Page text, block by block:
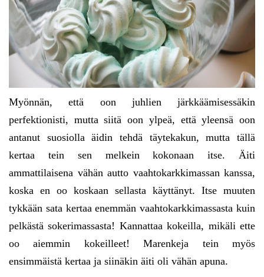
Myönnän, että oon juhlien järkkäämisessäkin
perfektionisti, mutta siitä oon ylpeä, että yleensä oon
antanut suosiolla äidin tehdä täytekakun, mutta tällä
kertaa tein sen melkein kokonaan itse. Äiti
ammattilaisena vähän autto vaahtokarkkimassan kanssa,
koska en oo koskaan sellasta käyttänyt. Itse muuten
tykkään sata kertaa enemmän vaahtokarkkimassasta kuin
pelkästä sokerimassasta! Kannattaa kokeilla, mikäli ette
oo aiemmin kokeilleet! Marenkeja tein myös
ensimmäistä kertaa ja siinäkin äiti oli vähän apuna.